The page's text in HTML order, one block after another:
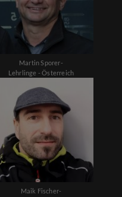
Martin Sporer-
Lehrlinge - Österreich
Maik Fischer-